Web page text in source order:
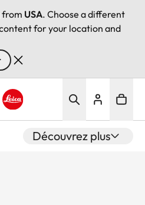
from USA. Choose a different
for your location and
Découvrez plus